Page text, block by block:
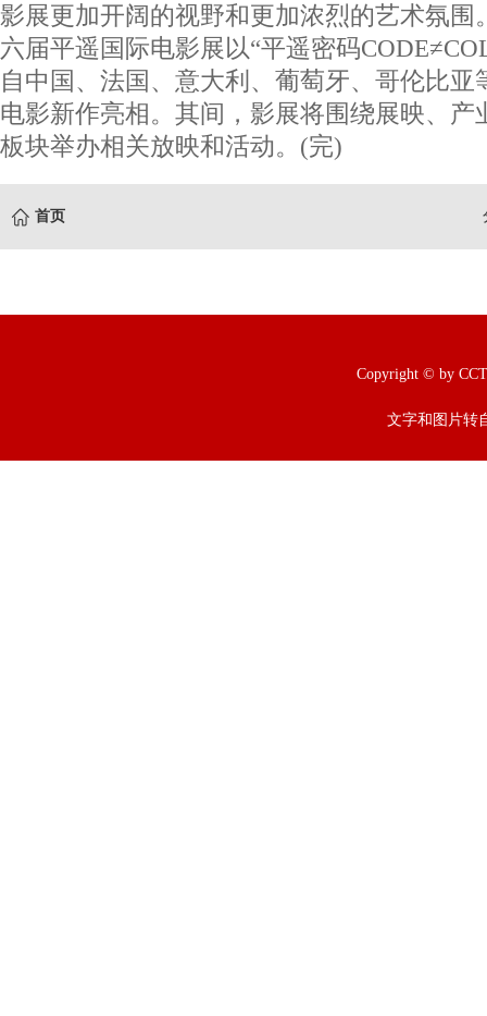
影展更加开阔的视野和更加浓烈的艺术
六届平遥国际电影展以“平遥密码
自中国、法国、意大利、葡萄牙、哥伦比亚
电影新作亮相。其间，影展将围绕展映、产
板块举办相关放映和活动。(完)
首页
Copyright © by
文字和图片转